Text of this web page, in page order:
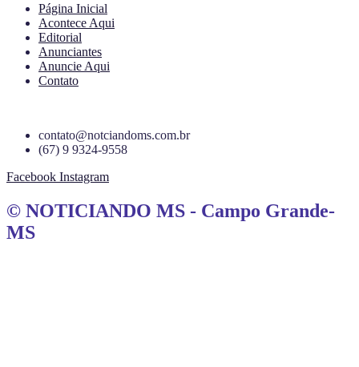
Página Inicial
Acontece Aqui
Editorial
Anunciantes
Anuncie Aqui
Contato
contato@notciandoms.com.br
(67) 9 9324-9558
Facebook Instagram
© NOTICIANDO MS - Campo Grande-
MS